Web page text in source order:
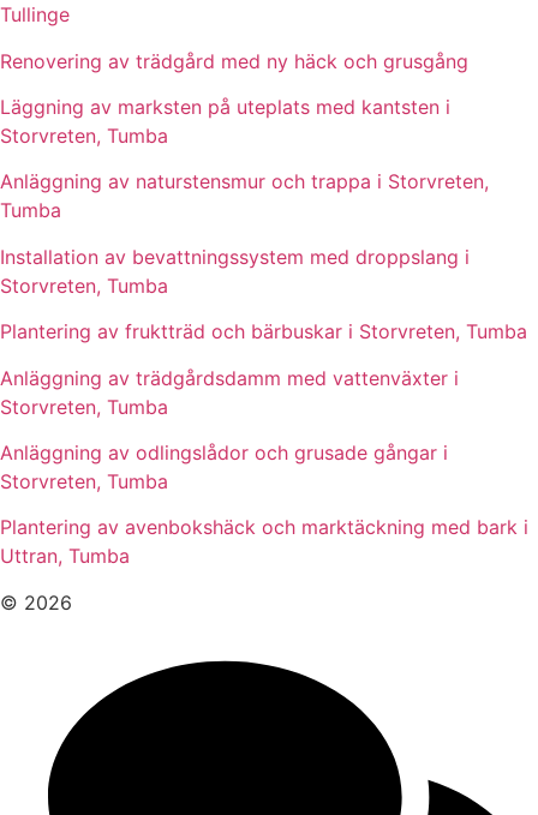
Tullinge
Renovering av trädgård med ny häck och grusgång
Läggning av marksten på uteplats med kantsten i
Storvreten, Tumba
Anläggning av naturstensmur och trappa i Storvreten,
Tumba
Installation av bevattningssystem med droppslang i
Storvreten, Tumba
Plantering av fruktträd och bärbuskar i Storvreten, Tumba
Anläggning av trädgårdsdamm med vattenväxter i
Storvreten, Tumba
Anläggning av odlingslådor och grusade gångar i
Storvreten, Tumba
Plantering av avenbokshäck och marktäckning med bark i
Uttran, Tumba
© 2026